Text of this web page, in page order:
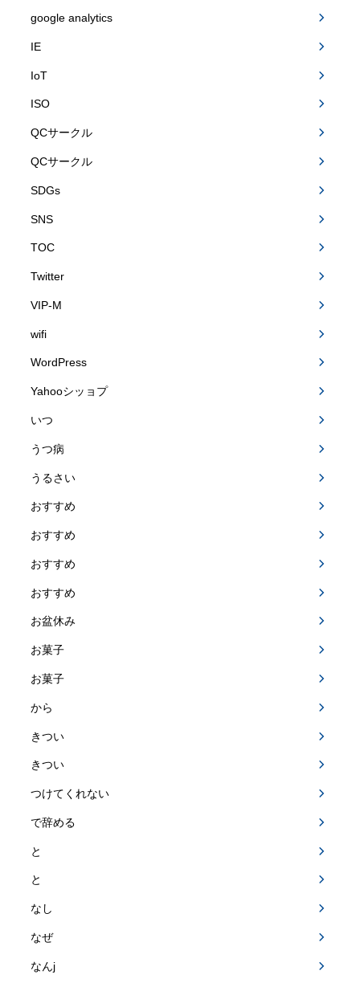
google analytics
IE
IoT
ISO
QCサークル
QCサークル
SDGs
SNS
TOC
Twitter
VIP-M
wifi
WordPress
Yahooシッョプ
いつ
うつ病
うるさい
おすすめ
おすすめ
おすすめ
おすすめ
お盆休み
お菓子
お菓子
から
きつい
きつい
つけてくれない
で辞める
と
と
なし
なぜ
なんj